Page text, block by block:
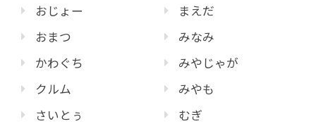
おじょー
おまつ
かわぐち
クルム
さいとぅ
まえだ
みなみ
みやじゃが
みやも
むぎ